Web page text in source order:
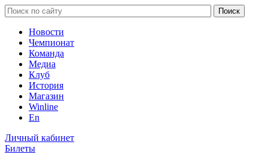
Новости
Чемпионат
Команда
Медиа
Клуб
История
Магазин
Winline
En
Личный кабинет
Билеты